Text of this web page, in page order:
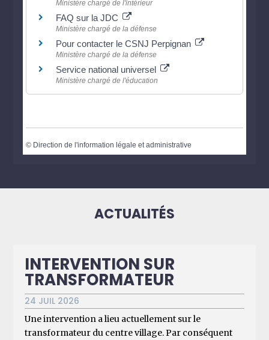
Ministère chargé de l'intérieur
FAQ sur la JDC
Ministère chargé de la défense
Pour contacter le CSNJ Perpignan
Ministère chargé de la défense
Service national universel
Ministère chargé de l'éducation
© Direction de l'information légale et administrative
ACTUALITÉS
INTERVENTION SUR
TRANSFORMATEUR
24 JUIL 2026
Une intervention a lieu actuellement sur le
transformateur du centre village. Par conséquent